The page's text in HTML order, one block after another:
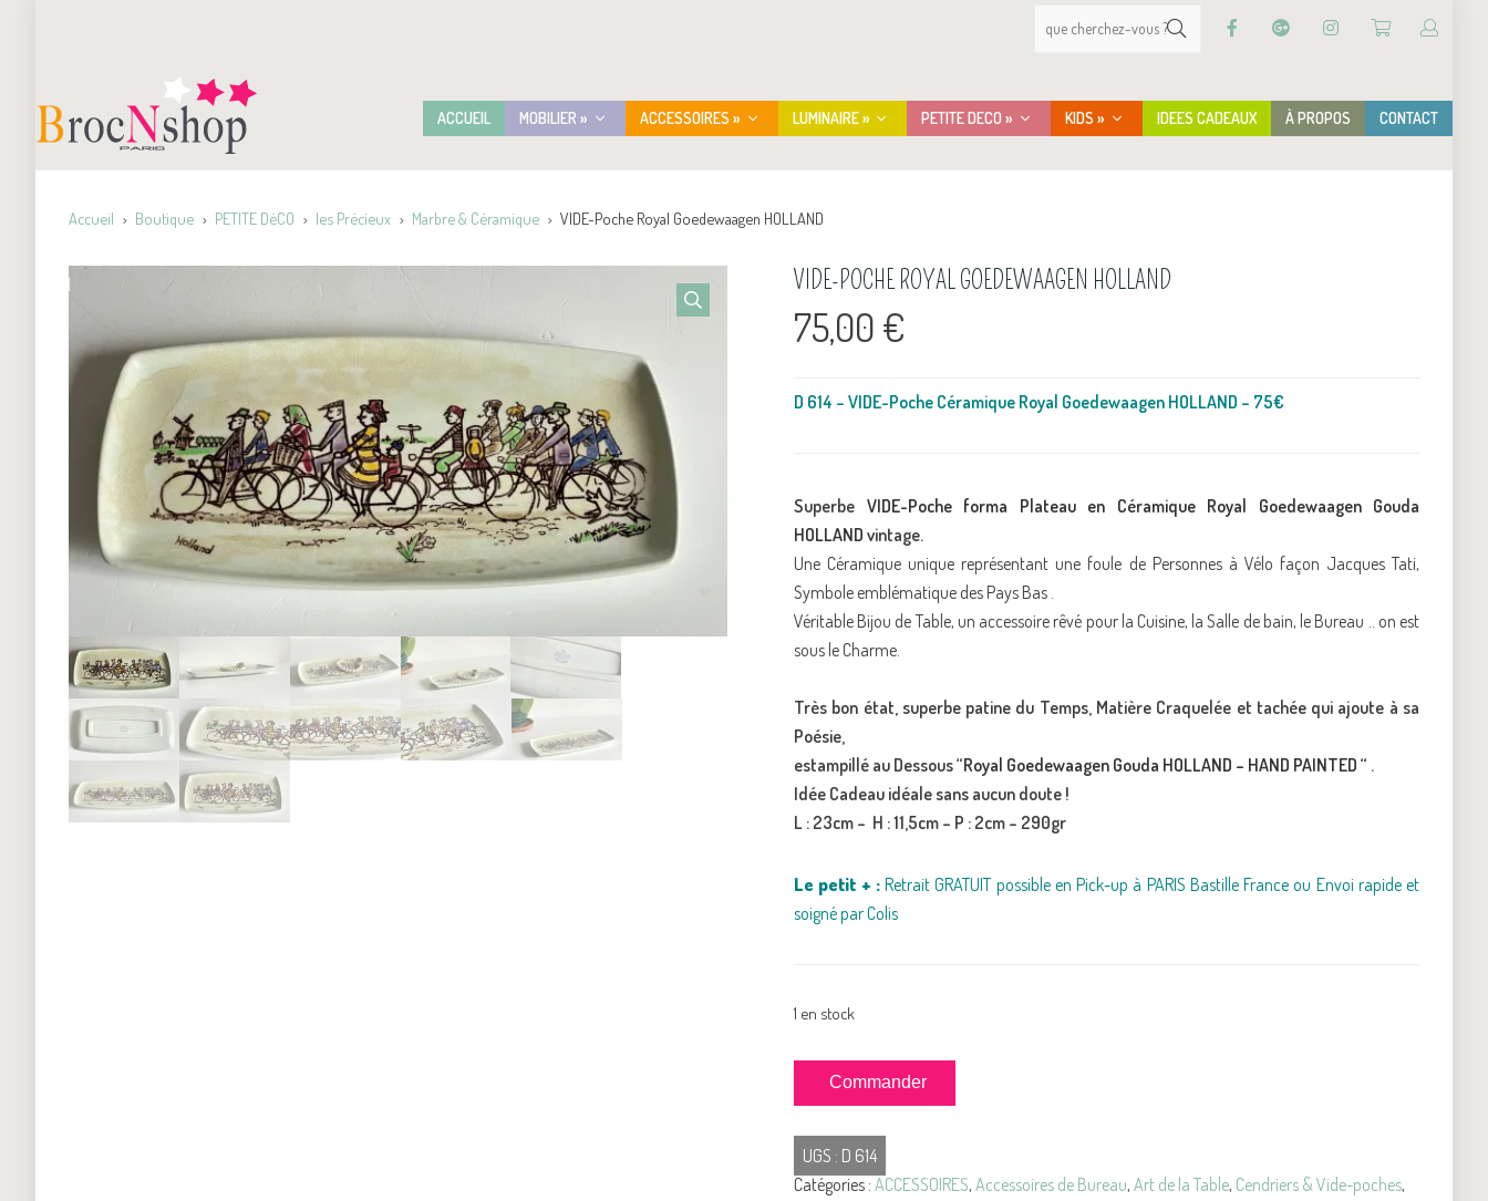
ACCUEIL MOBILIER » ACCESSOIRES » LUMINAIRE » PETITE DECO » KIDS » IDEES CADEAUX À PROPOS CONTACT
Accueil Boutique PETITE DéCO les Précieux Marbre & Céramique VIDE-Poche Royal Goedewaagen HOLLAND
VIDE-POCHE ROYAL GOEDEWAAGEN HOLLAND
75,00 €
D 614 – VIDE-Poche Céramique Royal Goedewaagen HOLLAND – 75€
Superbe VIDE-Poche forma Plateau en Céramique Royal Goedewaagen Gouda
HOLLAND vintage.
Une Céramique unique représentant une foule de Personnes à Vélo façon Jacques Tati,
Symbole emblématique des Pays Bas .
Véritable Bijou de Table, un accessoire rêvé pour la Cuisine, la Salle de bain, le Bureau .. on est
sous le Charme.
Très bon état, superbe patine du Temps, Matière Craquelée et tachée qui ajoute à sa
Poésie,
estampillé au Dessous “Royal Goedewaagen Gouda HOLLAND – HAND PAINTED “ .
Idée Cadeau idéale sans aucun doute !
L : 23cm – H : 11,5cm – P : 2cm – 290gr
Le petit + :Retrait GRATUIT possible en Pick-up à PARIS Bastille France ou Envoi rapide et
soigné par Colis
1 en stock
quantité
de
VIDE-
Poche
Royal
Commander
UGS : D 614
Catégories : ACCESSOIRES, Accessoires de Bureau, Art de la Table, Cendriers & Vide-poches,